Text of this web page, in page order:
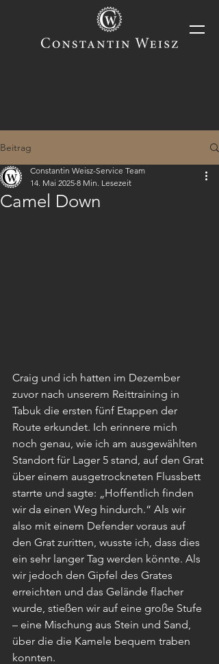
Beitrag
Camel Down
Constantin Weisz-Service Team
14. Mai 2025 8 Min. Lesezeit
Craig und ich hatten im Dezember
zuvor nach unserem Reittraining in
Tabuk die ersten fünf Etappen der
Route erkundet. Ich erinnere mich
noch genau, wie ich am ausgewählten
Standort für Lager 5 stand, auf den Grat
über einem ausgetrockneten Flussbett
starrte und sagte: „Hoffentlich finden
wir da einen Weg hindurch.“ Als wir
also mit einem Defender voraus auf
den Grat zuritten, wusste ich, dass dies
ein sehr langer Tag werden könnte. Als
wir jedoch den Gipfel des Grates
erreichten und das Gelände flacher
wurde, stießen wir auf eine große Stufe
– eine Mischung aus Stein und Sand,
über die die Kamele bequem traben
konnten.